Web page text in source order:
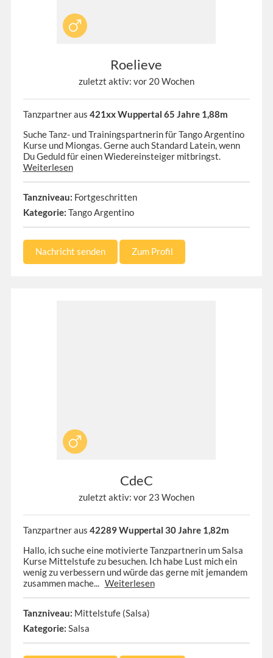
Roelieve
zuletzt aktiv: vor 20 Wochen
Tanzpartner aus 421xx Wuppertal 65 Jahre 1,88m
Suche Tanz- und Trainingspartnerin für Tango Argentino
Kurse und Miongas. Gerne auch Standard Latein, wenn
Du Geduld für einen Wiedereinsteiger mitbringst.
Weiterlesen
Tanzniveau: Fortgeschritten
Kategorie: Tango Argentino
Nachricht senden Zum Profil
CdeC
zuletzt aktiv: vor 23 Wochen
Tanzpartner aus 42289 Wuppertal 30 Jahre 1,82m
Hallo, ich suche eine motivierte Tanzpartnerin um Salsa
Kurse Mittelstufe zu besuchen. Ich habe Lust mich ein
wenig zu verbessern und würde das gerne mit jemandem
zusammen mache... Weiterlesen
Tanzniveau: Mittelstufe (Salsa)
Kategorie: Salsa